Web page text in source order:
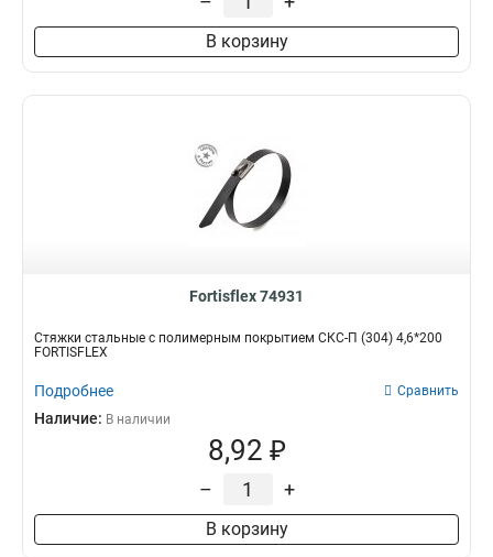
В корзину
Fortisflex 74931
Стяжки стальные с полимерным покрытием СКС-П (304) 4,6*200
FORTISFLEX
Подробнее Сравнить
Наличие: В наличии
8,92 ₽
– +
В корзину